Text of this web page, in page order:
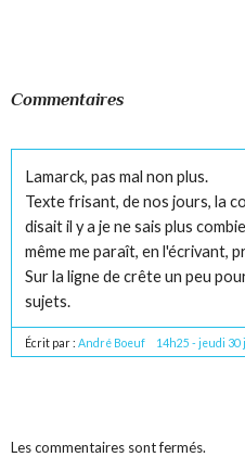
Commentaires
Lamarck, pas mal non plus.
Texte frisant, de nos jours, la
disait il y a je ne sais plus
même me paraît, en l'écrivant,
Sur la ligne de crête un peu
sujets.
Écrit par :André Boeuf 14h25 -jeudi 30
Les commentaires sont fermés.